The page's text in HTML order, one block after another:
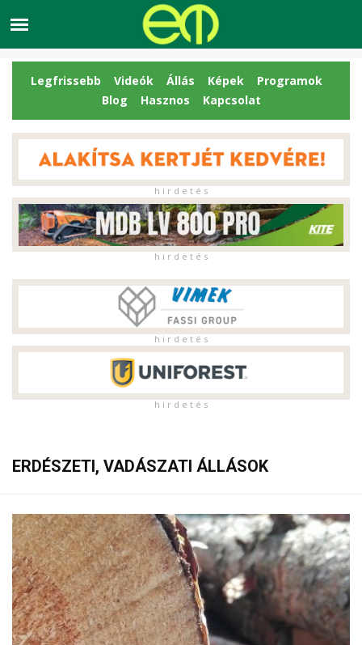
Legfrissebb Videók Állás Képek
Programok
Blog
Hasznos Kapcsolat
h i r d e t é s
h i r d e t é s
h i r d e t é s
h i r d e t é s
ERDÉSZETI, VADÁSZATI ÁLLÁSOK